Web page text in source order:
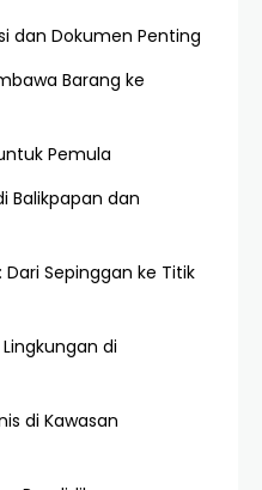
dan Dokumen Penting
Barang ke
Pemula
Balikpapan dan
Sepinggan ke Titik
di
di Kawasan